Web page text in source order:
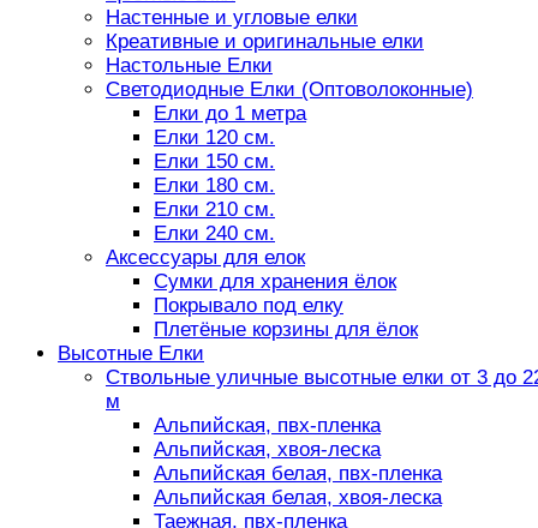
Настенные и угловые елки
Креативные и оригинальные елки
Настольные Елки
Светодиодные Елки (Оптоволоконные)
Елки до 1 метра
Елки 120 см.
Елки 150 см.
Елки 180 см.
Елки 210 см.
Елки 240 см.
Аксессуары для елок
Сумки для хранения ёлок
Покрывало под елку
Плетёные корзины для ёлок
Высотные Елки
Ствольные уличные высотные елки от 3 до
м
Альпийская, пвх-пленка
Альпийская, хвоя-леска
Альпийская белая, пвх-пленка
Альпийская белая, хвоя-леска
Таежная, пвх-пленка